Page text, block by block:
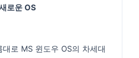
로운 OS
로 MS 윈도우 OS의 차세대